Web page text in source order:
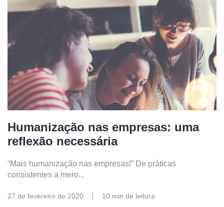
Humanização nas empresas: uma
reflexão necessária
“Mais humanização nas empresas!” De práticas
consistentes a mero...
27 de fevereiro de 2020 10 min de leitura